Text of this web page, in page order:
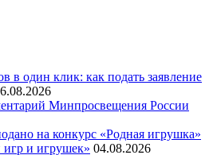
в один клик: как подать заявление
Минпросвещения России
на конкурс «Родная игрушка»
и игрушек» 04.08.2026